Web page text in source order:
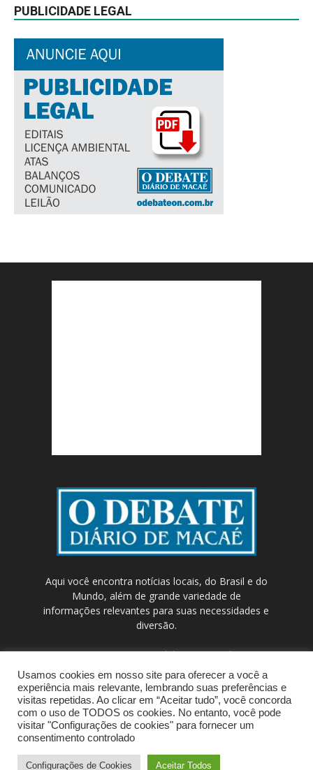
PUBLICIDADE LEGAL
Aqui você encontra notícias locais, do Brasil e do
Mundo, além de grande variedade de
informações relevantes para suas necessidades e
diversão.
Contato:contato@odebateon.com.br /
comercia@odebateon.com.br
Usamos cookies em nosso site para oferecer a você a
experiência mais relevante, lembrando suas preferências e
visitas repetidas. Ao clicar em “Aceitar tudo”, você concorda
com o uso de TODOS os cookies. No entanto, você pode
visitar "Configurações de cookies" para fornecer um
consentimento controlado
Configurações de Cookies Aceitar Todos